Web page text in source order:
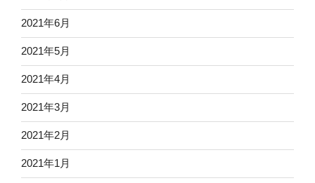
2021年6月
2021年5月
2021年4月
2021年3月
2021年2月
2021年1月